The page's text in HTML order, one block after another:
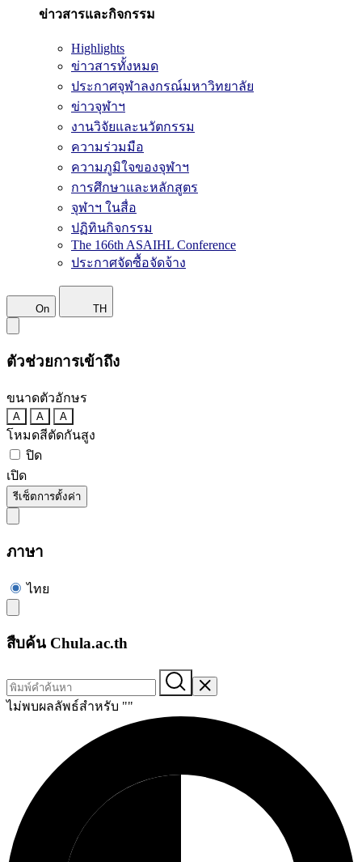
ข่าวสารและกิจกรรม
Highlights
ข่าวสารทั้งหมด
ประกาศจุฬาลงกรณ์มหาวิทยาลัย
ข่าวจุฬาฯ
งานวิจัยและนวัตกรรม
ความร่วมมือ
ความภูมิใจของจุฬาฯ
การศึกษาและหลักสูตร
จุฬาฯ ในสื่อ
ปฏิทินกิจกรรม
The 166th ASAIHL Conference
ประกาศจัดซื้อจัดจ้าง
On TH
ตัวช่วยการเข้าถึง
ขนาดตัวอักษร
A A A
โหมดสีตัดกันสูง
ปิด
เปิด
รีเซ็ตการตั้งค่า
ภาษา
ไทย
สืบค้น Chula.ac.th
ไม่พบผลลัพธ์สำหรับ ""